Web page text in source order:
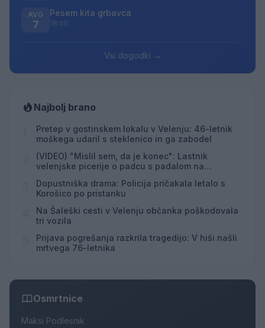
AVG
7
Pesem kita grbavca
18:00
Vsi dogodki →
Najbolj brano
Pretep v gostinskem lokalu v Velenju: 46-letnik
moškega udaril s steklenico in ga zabodel
(VIDEO) "Mislil sem, da je konec": Lastnik
velenjske picerije o padcu s padalom na
Dopustniška drama: Policija pričakala letalo s
Korošico po pristanku
Na Šaleški cesti v Velenju občanka poškodovala
tri vozila
Prijava pogrešanja razkrila tragedijo: V hiši našli
mrtvega 76-letnika
Osmrtnice
Maksi Podlesnik